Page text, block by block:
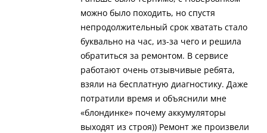
можно было походить, но спустя
непродолжительный срок хватать стало
буквально на час, из-за чего и решила
обратиться за ремонтом. В сервисе
работают очень отзывчивые ребята,
взяли на бесплатную диагностику. Даже
потратили время и объяснили мне
«блондинке» почему аккумуляторы
выходят из строя)) Ремонт же произвели